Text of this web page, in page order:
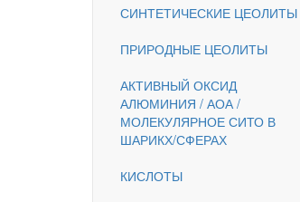
СИНТЕТИЧЕСКИЕ ЦЕОЛИТЫ
ПРИРОДНЫЕ ЦЕОЛИТЫ
АКТИВНЫЙ ОКСИД
АЛЮМИНИЯ / АОА /
МОЛЕКУЛЯРНОЕ СИТО В
ШАРИКХ/СФЕРАХ
КИСЛОТЫ